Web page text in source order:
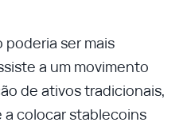
poderia ser mais
a um movimento
de ativos tradicionais,
colocar stablecoins